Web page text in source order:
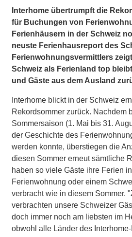
Interhome übertrumpft die
für Buchungen von
Ferienhäusern in der Schweiz
neuste Ferienhausreport des
Ferienwohnungsvermittlers
Schweiz als Ferienland top
und Gäste aus dem Ausland
Interhome blickt in der Schweiz
Rekordsommer zurück. Nachdem
Sommersaison (1. Mai bis 31.
der Geschichte des
werden konnte, überstiegen die
diesen Sommer erneut sämtliche
haben so viele Gäste ihre Ferien
Ferienwohnung oder einem
verbracht wie in diesem Sommer.
verbrachten unsere Schweizer
doch immer noch am liebsten im
obwohl alle Länder des